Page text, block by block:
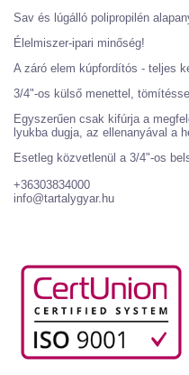
Sav és lúgálló polipropilén
Élelmiszer-ipari minőség!
A záró elem kúpfordítós - teljes
3/4"-os külső menettel,
Egyszerűen csak kifúrja a
lyukba dugja, az ellenanyával a
Esetleg közvetlenül a 3/4"-os
+36303834000
info@tartalygyar.hu